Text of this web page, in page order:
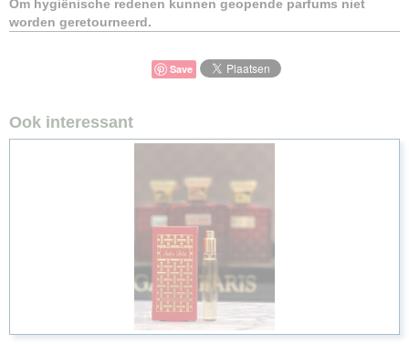
Om hygiënische redenen kunnen geopende parfums niet
worden geretourneerd.
Save
Ook interessant